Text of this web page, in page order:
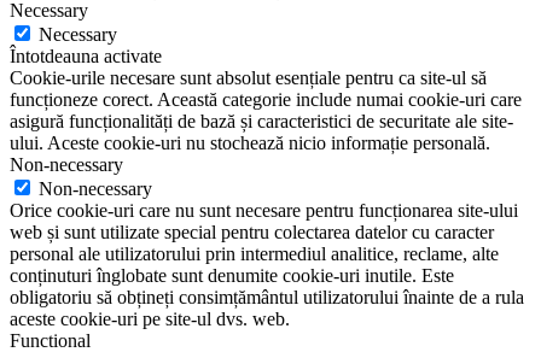
Necessary
Necessary
Întotdeauna activate
Cookie-urile necesare sunt absolut esențiale pentru ca site-ul să
funcționeze corect. Această categorie include numai cookie-uri care
asigură funcționalități de bază și caracteristici de securitate ale site-
ului. Aceste cookie-uri nu stochează nicio informație personală.
Non-necessary
Non-necessary
Orice cookie-uri care nu sunt necesare pentru funcționarea site-ului
web și sunt utilizate special pentru colectarea datelor cu caracter
personal ale utilizatorului prin intermediul analitice, reclame, alte
conținuturi înglobate sunt denumite cookie-uri inutile. Este
obligatoriu să obțineți consimțământul utilizatorului înainte de a rula
aceste cookie-uri pe site-ul dvs. web.
Functional